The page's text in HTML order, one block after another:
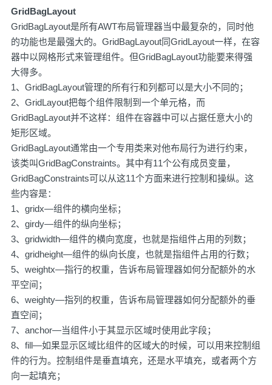
GridBagLayout
GridBagLayout是所有AWT布局管理器当中最复杂的，同时他
的功能也是最强大的。GridBagLayout同GridLayout一样，在容
器中以网格形式来管理组件。但GridBagLayout功能要来得强
大得多。
1、GridBagLayout管理的所有行和列都可以是大小不同的；
2、GridLayout把每个组件限制到一个单元格，而
GridBagLayout并不这样：组件在容器中可以占据任意大小的
矩形区域。
GridBagLayout通常由一个专用类来对他布局行为进行约束，
该类叫GridBagConstraints。其中有11个公有成员变量，
GridBagConstraints可以从这11个方面来进行控制和操纵。这
些内容是：
1、gridx—组件的横向坐标；
2、girdy—组件的纵向坐标；
3、gridwidth—组件的横向宽度，也就是指组件占用的列数；
4、gridheight—组件的纵向长度，也就是指组件占用的行数；
5、weightx—指行的权重，告诉布局管理器如何分配额外的水
平空间；
6、weighty—指列的权重，告诉布局管理器如何分配额外的垂
直空间；
7、anchor—当组件小于其显示区域时使用此字段；
8、fill—如果显示区域比组件的区域大的时候，可以用来控制组
件的行为。控制组件是垂直填充，还是水平填充，或者两个方
向一起填充；